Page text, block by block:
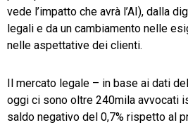
vede l’impatto che avrà l’AI), dalla
legali e da un cambiamento nelle
nelle aspettative dei clienti.
Il mercato legale – in base ai dati
oggi ci sono oltre 240mila avvocati
saldo negativo del 0,7% rispetto al